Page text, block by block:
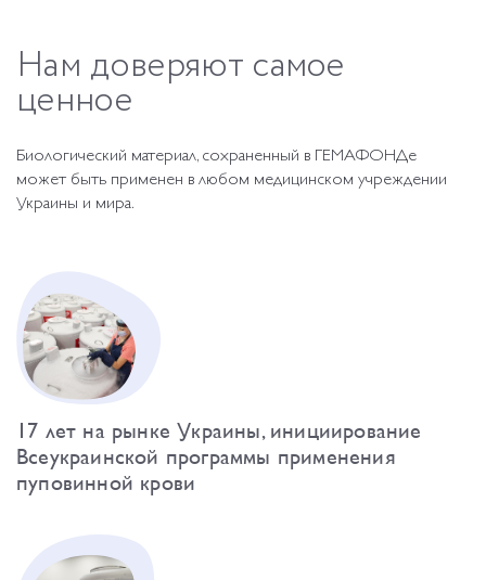
Нам доверяют самое
ценное
Биологический материал, сохраненный в ГЕМАФОНДе
может быть применен в любом медицинском учреждении
Украины и мира.
17 лет на рынке Украины, инициирование
Всеукраинской программы применения
пуповинной крови